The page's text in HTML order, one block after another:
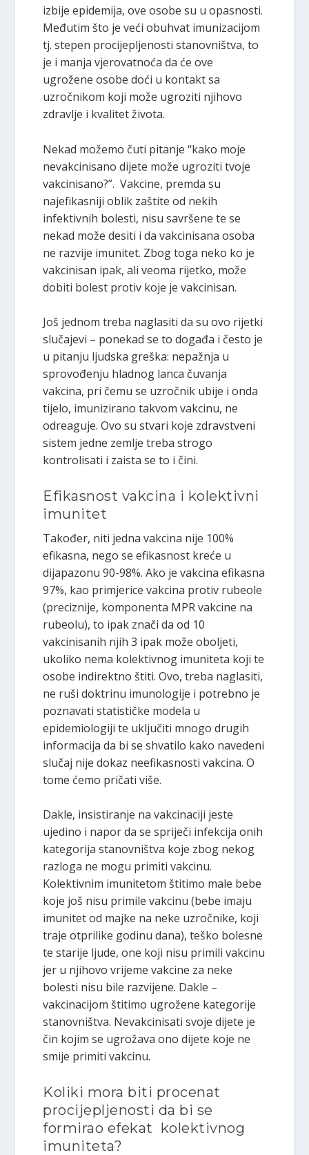
izbije epidemija, ove osobe su u opasnosti.
Međutim što je veći obuhvat imunizacijom
tj. stepen procijepljenosti stanovništva, to
je i manja vjerovatnoća da će ove
ugrožene osobe doći u kontakt sa
uzročnikom koji može ugroziti njihovo
zdravlje i kvalitet života.
Nekad možemo čuti pitanje “kako moje
nevakcinisano dijete može ugroziti tvoje
vakcinisano?”. Vakcine, premda su
najefikasniji oblik zaštite od nekih
infektivnih bolesti, nisu savršene te se
nekad može desiti i da vakcinisana osoba
ne razvije imunitet. Zbog toga neko ko je
vakcinisan ipak, ali veoma rijetko, može
dobiti bolest protiv koje je vakcinisan.
Još jednom treba naglasiti da su ovo rijetki
slučajevi – ponekad se to događa i često je
u pitanju ljudska greška: nepažnja u
sprovođenju hladnog lanca čuvanja
vakcina, pri čemu se uzročnik ubije i onda
tijelo, imunizirano takvom vakcinu, ne
odreaguje. Ovo su stvari koje zdravstveni
sistem jedne zemlje treba strogo
kontrolisati i zaista se to i čini.
Efikasnost vakcina i kolektivni
imunitet
Također, niti jedna vakcina nije 100%
efikasna, nego se efikasnost kreće u
dijapazonu 90-98%. Ako je vakcina efikasna
97%, kao primjerice vakcina protiv rubeole
(preciznije, komponenta MPR vakcine na
rubeolu), to ipak znači da od 10
vakcinisanih njih 3 ipak može oboljeti,
ukoliko nema kolektivnog imuniteta koji te
osobe indirektno štiti. Ovo, treba naglasiti,
ne ruši doktrinu imunologije i potrebno je
poznavati statističke modela u
epidemiologiji te uključiti mnogo drugih
informacija da bi se shvatilo kako navedeni
slučaj nije dokaz neefikasnosti vakcina. O
tome ćemo pričati više.
Dakle, insistiranje na vakcinaciji jeste
ujedino i napor da se spriječi infekcija onih
kategorija stanovništva koje zbog nekog
razloga ne mogu primiti vakcinu.
Kolektivnim imunitetom štitimo male bebe
koje još nisu primile vakcinu (bebe imaju
imunitet od majke na neke uzročnike, koji
traje otprilike godinu dana), teško bolesne
te starije ljude, one koji nisu primili vakcinu
jer u njihovo vrijeme vakcine za neke
bolesti nisu bile razvijene. Dakle –
vakcinacijom štitimo ugrožene kategorije
stanovništva. Nevakcinisati svoje dijete je
čin kojim se ugrožava ono dijete koje ne
smije primiti vakcinu.
Koliki mora biti procenat
procijepljenosti da bi se
formirao efekat kolektivnog
imuniteta?